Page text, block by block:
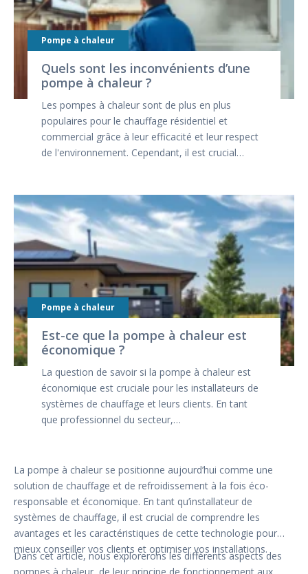
La pompe à chaleur se positionne aujourd’hui comme une
solution de chauffage et de refroidissement à la fois éco-
responsable et économique. En tant qu’installateur de
systèmes de chauffage, il est crucial de comprendre les
avantages et les caractéristiques de cette technologie pour
mieux conseiller vos clients et optimiser vos installations.
Dans cet article, nous explorerons les différents aspects des
Pompe à chaleur
Quels sont les inconvénients d’une
pompe à chaleur ?
Les pompes à chaleur sont de plus en plus
populaires pour le chauffage résidentiel et
commercial grâce à leur efficacité et leur respect
de l'environnement. Cependant, il est crucial…
Pompe à chaleur
Est-ce que la pompe à chaleur est
économique ?
La question de savoir si la pompe à chaleur est
économique est cruciale pour les installateurs de
systèmes de chauffage et leurs clients. En tant
que professionnel du secteur,…